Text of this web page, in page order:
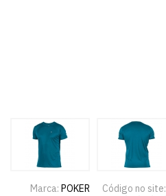
Marca: POKER Código no site: